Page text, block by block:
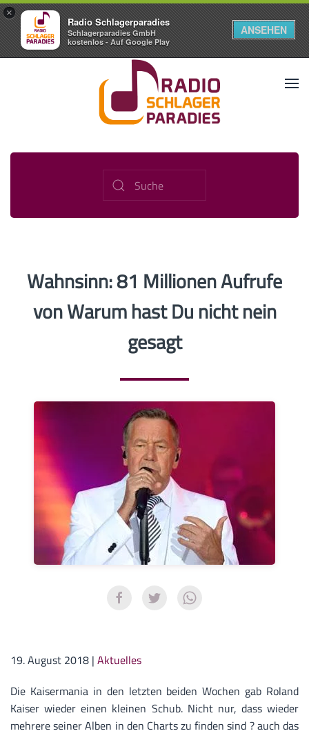
×
Radio Schlagerparadies
Schlagerparadies GmbH
kostenlos - Auf Google Play
ANSEHEN
Wahnsinn: 81 Millionen Aufrufe
von Warum hast Du nicht nein
gesagt
19. August 2018 | Aktuelles
Die Kaisermania in den letzten beiden Wochen gab Roland
Kaiser wieder einen kleinen Schub. Nicht nur, dass wieder
mehrere seiner Alben in den Charts zu finden sind ? auch das